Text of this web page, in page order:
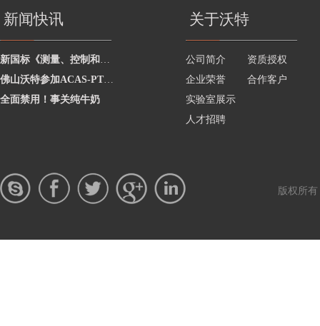
新闻快讯
新国标《测量、控制和实验室用电气设备安全技术规范》GB 4793-2024升级详解
佛山沃特参加ACAS-PT2459饲料中镉的测定能力验证 获满意结果
全面禁用！事关纯牛奶
关于沃特
公司简介
资质授权
企业荣誉
合作客户
实验室展示
人才招聘
版权所